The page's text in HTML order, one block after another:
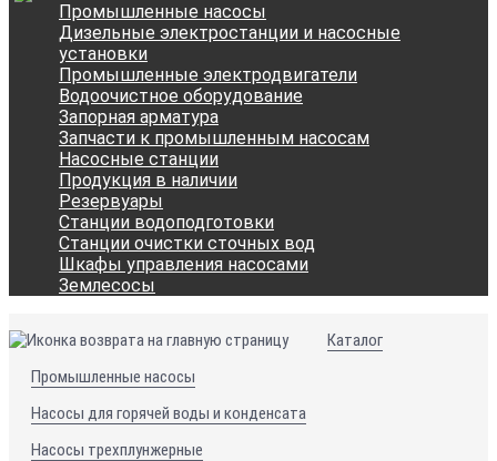
Промышленные насосы
Дизельные электростанции и насосные
установки
Промышленные электродвигатели
Водоочистное оборудование
Запорная арматура
Запчасти к промышленным насосам
Насосные станции
Продукция в наличии
Резервуары
Станции водоподготовки
Станции очистки сточных вод
Шкафы управления насосами
Землесосы
Каталог
Промышленные насосы
Насосы для горячей воды и конденсата
Насосы трехплунжерные